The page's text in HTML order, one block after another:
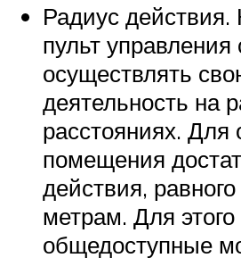
Радиус действия.
пульт
осуществлять
деятельность на
расстояниях. Для
помещения
действия,
метрам. Для
общедоступные